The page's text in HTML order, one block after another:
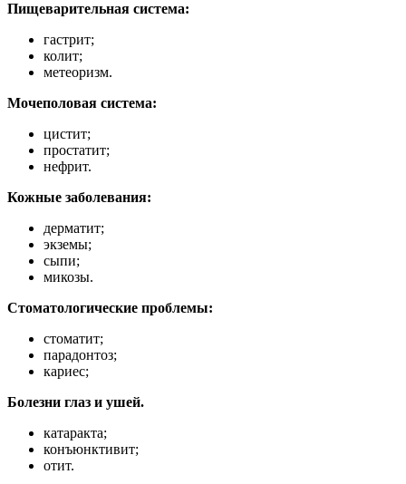
Пищеварительная система:
гастрит;
колит;
метеоризм.
Мочеполовая система:
цистит;
простатит;
нефрит.
Кожные заболевания:
дерматит;
экземы;
сыпи;
микозы.
Стоматологические проблемы:
стоматит;
парадонтоз;
кариес;
Болезни глаз и ушей.
катаракта;
конъюнктивит;
отит.